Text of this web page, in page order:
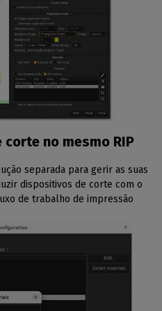
no mesmo RIP
separada para gerir as suas
dispositivos de corte com o
de trabalho de impressão